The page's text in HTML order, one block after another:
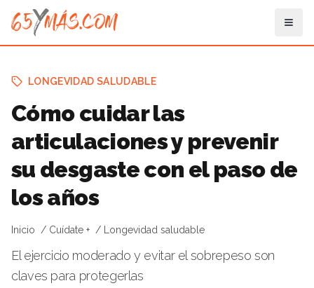
LONGEVIDAD SALUDABLE
Cómo cuidar las
articulaciones y prevenir
su desgaste con el paso de
los años
Inicio Cuídate + Longevidad saludable
El ejercicio moderado y evitar el sobrepeso son
claves para protegerlas